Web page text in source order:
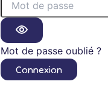
Mot de passe oublié ?
Connexion